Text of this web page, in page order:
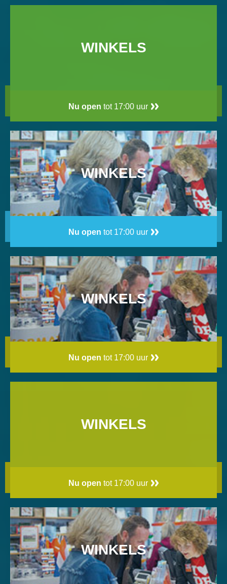
WINKELS
Nu open tot 17:00 uur
WINKELS
Nu open tot 17:00 uur
WINKELS
Nu open tot 17:00 uur
WINKELS
Nu open tot 17:00 uur
WINKELS